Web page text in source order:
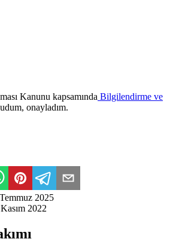
Kanunu kapsamında Bilgilendirme ve
onayladım.
2025
2022